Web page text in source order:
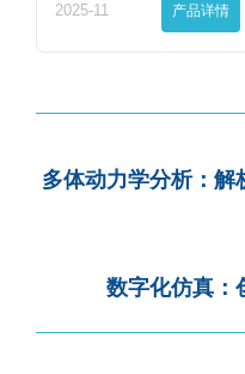
2025-11 产品详情
多体动力学分析：解
数字化仿真：